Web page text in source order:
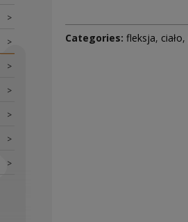
>
>
>
>
>
>
>
Categories: fleksja, ciało,